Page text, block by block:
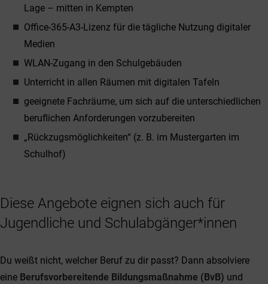
Lage – mitten in Kempten
Office-365-A3-Lizenz für die tägliche Nutzung digitaler
Medien
WLAN-Zugang in den Schulgebäuden
Unterricht in allen Räumen mit digitalen Tafeln
geeignete Fachräume, um sich auf die unterschiedlichen
beruflichen Anforderungen vorzubereiten
„Rückzugsmöglichkeiten“ (z. B. im Mustergarten im
Schulhof)
Diese Angebote eignen sich auch für
Jugendliche und Schulabgänger*innen
Du weißt nicht, welcher Beruf zu dir passt? Dann absolviere
eine Berufsvorbereitende Bildungsmaßnahme (BvB) und